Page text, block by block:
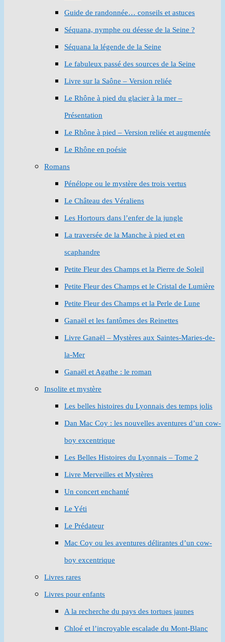
Guide de randonnée… conseils et astuces
Séquana, nymphe ou déesse de la Seine ?
Séquana la légende de la Seine
Le fabuleux passé des sources de la Seine
Livre sur la Saône – Version reliée
Le Rhône à pied du glacier à la mer –
Présentation
Le Rhône à pied – Version reliée et augmentée
Le Rhône en poésie
Romans
Pénélope ou le mystère des trois vertus
Le Château des Véraliens
Les Hortours dans l’enfer de la jungle
La traversée de la Manche à pied et en
scaphandre
Petite Fleur des Champs et la Pierre de Soleil
Petite Fleur des Champs et le Cristal de Lumière
Petite Fleur des Champs et la Perle de Lune
Ganaël et les fantômes des Reinettes
Livre Ganaël – Mystères aux Saintes-Maries-de-
la-Mer
Ganaël et Agathe : le roman
Insolite et mystère
Les belles histoires du Lyonnais des temps jolis
Dan Mac Coy : les nouvelles aventures d’un cow-
boy excentrique
Les Belles Histoires du Lyonnais – Tome 2
Livre Merveilles et Mystères
Un concert enchanté
Le Yéti
Le Prédateur
Mac Coy ou les aventures délirantes d’un cow-
boy excentrique
Livres rares
Livres pour enfants
A la recherche du pays des tortues jaunes
Chloé et l’incroyable escalade du Mont-Blanc